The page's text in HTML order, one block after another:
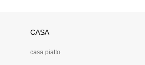
CASA
casa piatto